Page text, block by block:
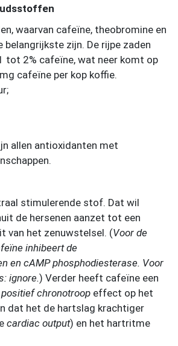
waarvan cafeïne, theobromine en
belangrijkste zijn. De rijpe zaden
tot 2% cafeïne, wat neer komt op
cafeïne per kop koffie.
allen antioxidanten met
stimulerende stof. Dat wil
de hersenen aanzet tot een
van het zenuwstelsel. (Voor de
inhibeert de
en cAMP phosphodiesterase. Voor
ignore.) Verder heeft cafeïne een
positief chronotroop effect op het
dat het de hartslag krachtiger
cardiac output) en het hartritme